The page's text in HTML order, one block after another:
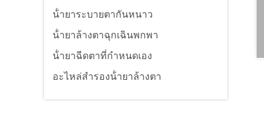
น้ํายาระบายตากันหนาว
น้ํายาล้างตาฉุกเฉินพกพา
น้ํายาฉีดตาที่กําหนดเอง
อะไหล่สํารองน้ํายาล้างตา